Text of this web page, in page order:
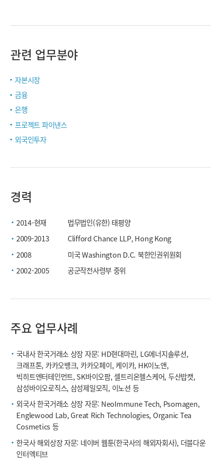
관련 업무분야
자본시장
금융
은행
프로젝트 파이낸스
외국인투자
경력
2014-현재
법무법인(유한) 태평양
2009-2013
Clifford Chance LLP, Hong Kong
2008
미국 Washington D.C. 북한인권위원회
2002-2005
공군작전사령부 중위
주요 업무사례
국내사 한국거래소 상장 자문: HD현대마린, LG에너지솔루션,
크래프톤, 카카오뱅크, 카카오페이, 케이카, HK이노앤,
빅히트엔터테인먼트, SK바이오팜, 셀트리온헬스케어, 두산밥캣,
삼성바이오로직스, 삼성제일모직, 이노션 등
외국사 한국거래소 상장 자문: NeoImmune Tech, Psomagen,
Englewood Lab, Great Rich Technologies, Organic Tea
Cosmetics 등
한국사 해외상장 자문: 네이버 웹툰(한국사의 해외자회사), 더블다운
인터엑티브